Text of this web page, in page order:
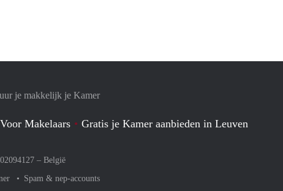
je makkelijk je Kamer
Voor Makelaars Gratis je Kamer aanbieden in Leuven
– België
Spam & nep-accounts